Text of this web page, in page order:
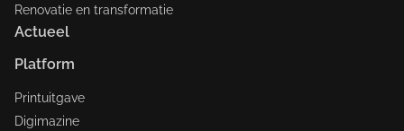
Renovatie en transformatie
Actueel
Platform
Printuitgave
Digimazine